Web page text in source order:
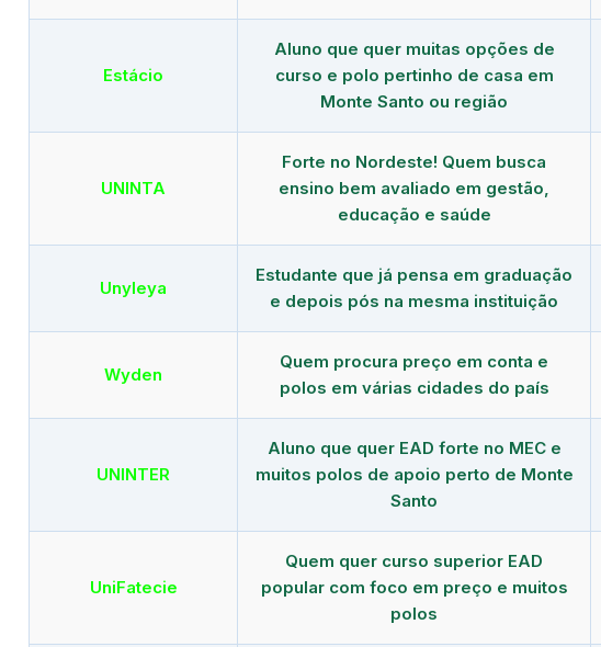
Estácio
Aluno que quer muitas opções de
curso e polo pertinho de casa em
Monte Santo ou região
UNINTA
Forte no Nordeste! Quem busca
ensino bem avaliado em gestão,
educação e saúde
Unyleya
Estudante que já pensa em graduação
e depois pós na mesma instituição
Wyden
Quem procura preço em conta e
polos em várias cidades do país
UNINTER
Aluno que quer EAD forte no MEC e
muitos polos de apoio perto de Monte
Santo
UniFatecie
Quem quer curso superior EAD
popular com foco em preço e muitos
polos